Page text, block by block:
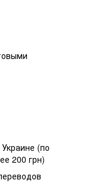
(по
200 грн)